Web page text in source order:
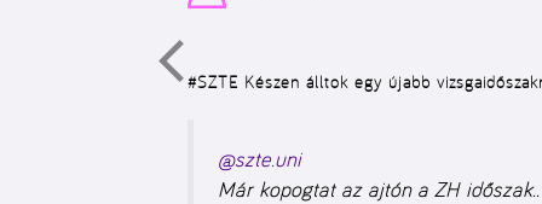
#SZTE Készen álltok egy újabb
@szte.uni
Már kopogtat az ajtón a ZH időszak..